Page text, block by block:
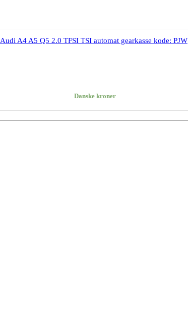
Audi A4 A5 Q5 2.0 TFSI TSI automat gearkasse kode: PJW
Danske kroner